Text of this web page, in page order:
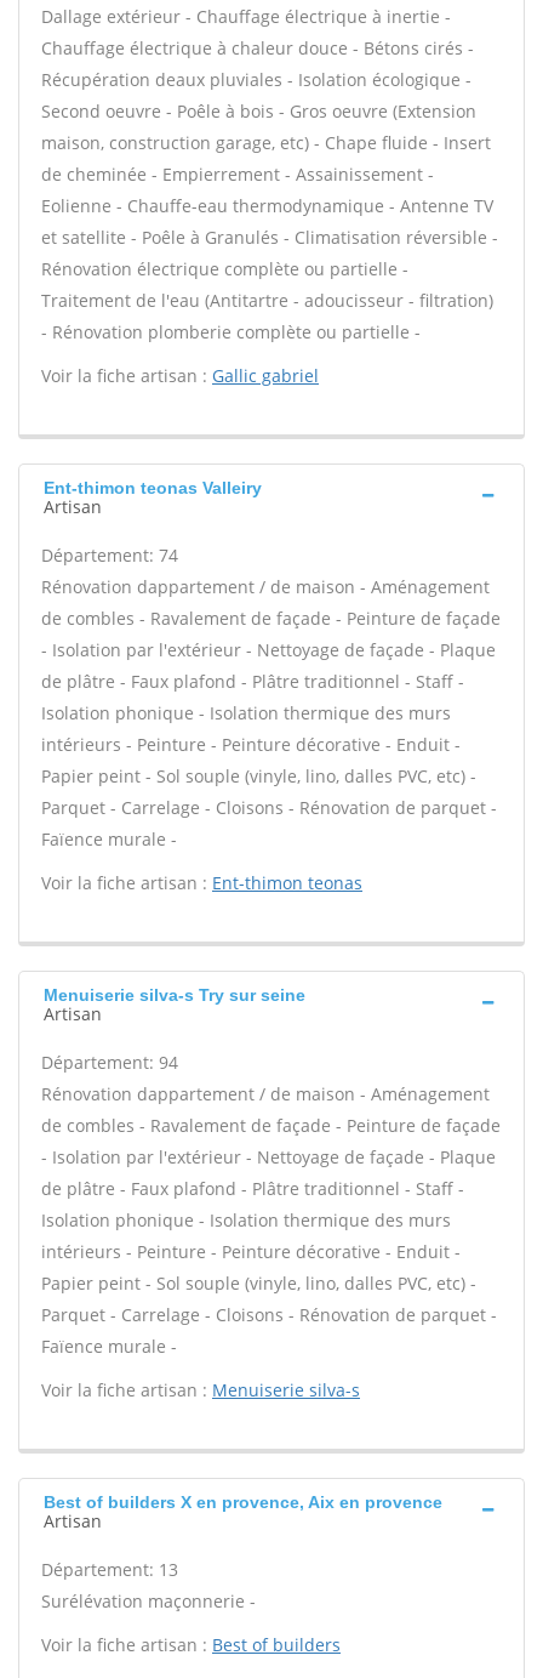
Dallage extérieur - Chauffage électrique à inertie -
Chauffage électrique à chaleur douce - Bétons cirés -
Récupération deaux pluviales - Isolation écologique -
Second oeuvre - Poêle à bois - Gros oeuvre (Extension
maison, construction garage, etc) - Chape fluide - Insert
de cheminée - Empierrement - Assainissement -
Eolienne - Chauffe-eau thermodynamique - Antenne TV
et satellite - Poêle à Granulés - Climatisation réversible -
Rénovation électrique complète ou partielle -
Traitement de l'eau (Antitartre - adoucisseur - filtration)
- Rénovation plomberie complète ou partielle -
Voir la fiche artisan : Gallic gabriel
Ent-thimon teonas Valleiry
Artisan
Département: 74
Rénovation dappartement / de maison - Aménagement
de combles - Ravalement de façade - Peinture de façade
- Isolation par l'extérieur - Nettoyage de façade - Plaque
de plâtre - Faux plafond - Plâtre traditionnel - Staff -
Isolation phonique - Isolation thermique des murs
intérieurs - Peinture - Peinture décorative - Enduit -
Papier peint - Sol souple (vinyle, lino, dalles PVC, etc) -
Parquet - Carrelage - Cloisons - Rénovation de parquet -
Faïence murale -
Voir la fiche artisan : Ent-thimon teonas
Menuiserie silva-s Try sur seine
Artisan
Département: 94
Rénovation dappartement / de maison - Aménagement
de combles - Ravalement de façade - Peinture de façade
- Isolation par l'extérieur - Nettoyage de façade - Plaque
de plâtre - Faux plafond - Plâtre traditionnel - Staff -
Isolation phonique - Isolation thermique des murs
intérieurs - Peinture - Peinture décorative - Enduit -
Papier peint - Sol souple (vinyle, lino, dalles PVC, etc) -
Parquet - Carrelage - Cloisons - Rénovation de parquet -
Faïence murale -
Voir la fiche artisan : Menuiserie silva-s
Best of builders X en provence, Aix en provence
Artisan
Département: 13
Surélévation maçonnerie -
Voir la fiche artisan : Best of builders